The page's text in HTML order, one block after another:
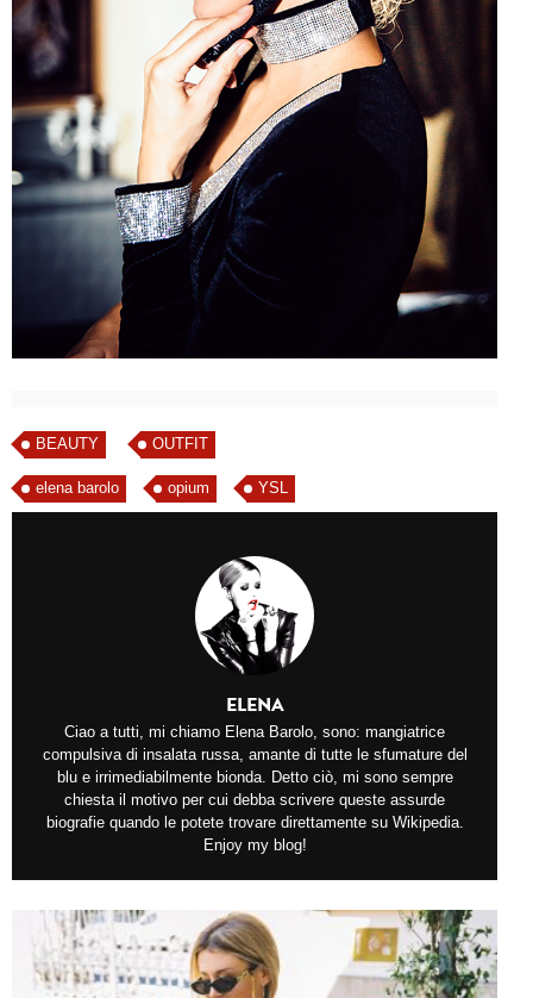
BEAUTY OUTFIT
elena barolo opium YSL
ELENA
Ciao a tutti, mi chiamo Elena Barolo, sono: mangiatrice
compulsiva di insalata russa, amante di tutte le sfumature del
blu e irrimediabilmente bionda. Detto ciò, mi sono sempre
chiesta il motivo per cui debba scrivere queste assurde
biografie quando le potete trovare direttamente su Wikipedia.
Enjoy my blog!